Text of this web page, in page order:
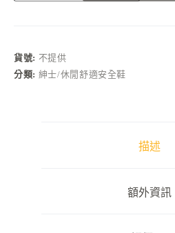
織
帶
條
貨號: 不提供
分類: 紳士/休閒舒適安全鞋
描述
額外資訊